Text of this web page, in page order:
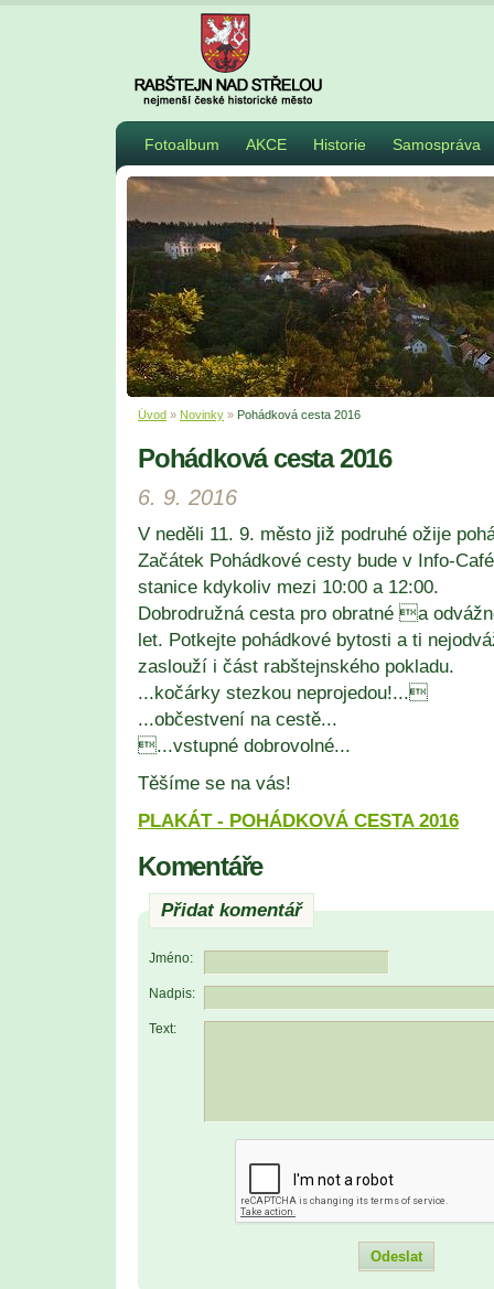
Fotoalbum AKCE Historie Samospráva
Úvod » Novinky » Pohádková cesta 2016
Pohádková cesta 2016
6. 9. 2016
V neděli 11. 9. město již podruhé ožije
Začátek Pohádkové cesty bude v Info-
stanice kdykoliv mezi 10:00 a 12:00.
Dobrodružná cesta pro obratné a
let. Potkejte pohádkové bytosti a ti
zaslouží i část rabštejnského pokladu.
...kočárky stezkou neprojedou!...
...občestvení na cestě...
...vstupné dobrovolné...
Těšíme se na vás!
PLAKÁT - POHÁDKOVÁ CESTA 2016
Komentáře
Přidat komentář
Jméno:
Nadpis:
Text: